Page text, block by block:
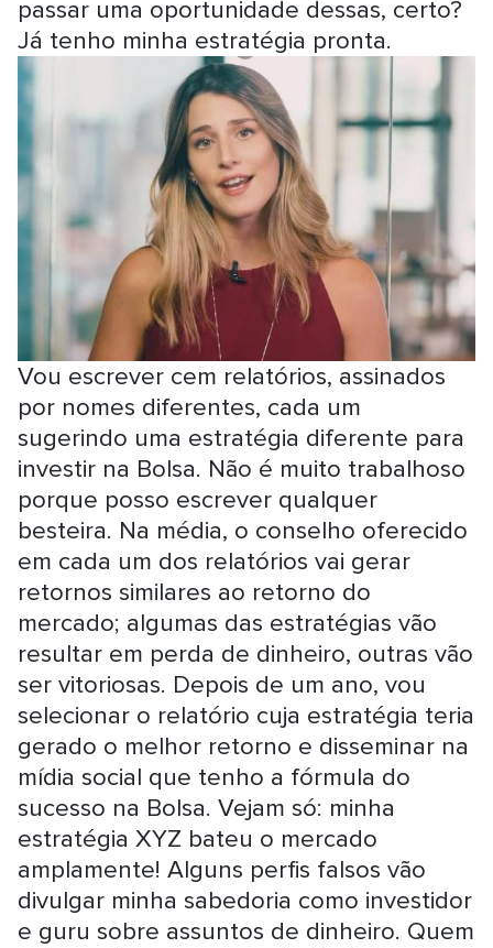
passar uma oportunidade dessas, certo?
Já tenho minha estratégia pronta.
Vou escrever cem relatórios, assinados
por nomes diferentes, cada um
sugerindo uma estratégia diferente para
investir na Bolsa. Não é muito trabalhoso
porque posso escrever qualquer
besteira. Na média, o conselho oferecido
em cada um dos relatórios vai gerar
retornos similares ao retorno do
mercado; algumas das estratégias vão
resultar em perda de dinheiro, outras vão
ser vitoriosas. Depois de um ano, vou
selecionar o relatório cuja estratégia teria
gerado o melhor retorno e disseminar na
mídia social que tenho a fórmula do
sucesso na Bolsa. Vejam só: minha
estratégia XYZ bateu o mercado
amplamente! Alguns perfis falsos vão
divulgar minha sabedoria como investidor
e guru sobre assuntos de dinheiro. Quem